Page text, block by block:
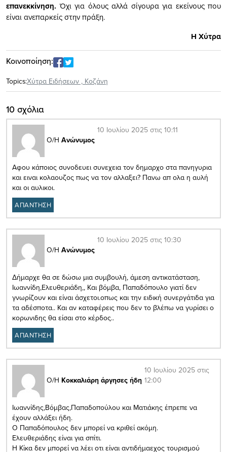
επανεκκίνηση. Όχι για όλους αλλά σίγουρα για εκείνους που
είναι ανεπαρκείς στην πράξη.
H Xύτρα
Κοινοποίηση:
Topics:Xύτρα Ειδήσεων , Κοζάνη
10 σχόλια
Ο/Η Ανώνυμος
10 Ιουλίου 2025 στις 10:11
Αφου κάποιος συνοδευει συνεχεια τον δημαρχο στα πανηγυρια
και ειναι κολαουζος πως να τον αλλαξει? Πανω απ ολα η αυλή
και οι αυλικοι.
ΑΠΑΝΤΗΣΗ
Ο/Η Ανώνυμος
10 Ιουλίου 2025 στις 10:30
Δήμαρχε θα σε δώσω μια συμβουλή, άμεση αντικατάσταση,
Ιωαννίδη,Ελευθεριάδη,, Και βόμβα, Παπαδόπουλο γιατί δεν
γνωρίζουν και είναι άσχετοι.οπως και την ειδική συνεργάτιδα για
τα αδέσποτα.. Και αν καταφέρεις που δεν το βλέπω να γυρίσει ο
κορωνιδης θα είσαι στο κέρδος..
ΑΠΑΝΤΗΣΗ
Ο/Η Κοκκαλιάρη άργησες ήδη
10 Ιουλίου 2025 στις
12:00
Ιωαννίδης,Βόμβας,Παπαδοπούλου και Ματιάκης έπρεπε να
έχουν αλλάξει ήδη.
Ο Παπαδόπουλος δεν μπορεί να κριθεί ακόμη.
Ελευθεριάδης είναι για σπίτι.
Η Κίκα δεν μπορεί να λέει οτι είναι αντιδήμαεχος τουρισμού